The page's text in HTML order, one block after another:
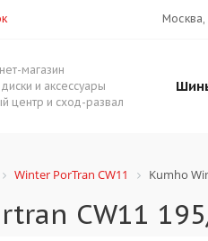
магазин
и аксессуары
центр и сход-развал
Winter PorTran CW11 Kumho
CW11